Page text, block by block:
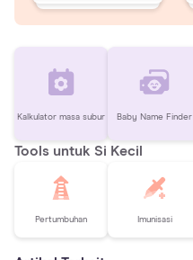
Kalkulator masa subur Baby Name Finder
Tools untuk Si Kecil
Pertumbuhan Imunisasi